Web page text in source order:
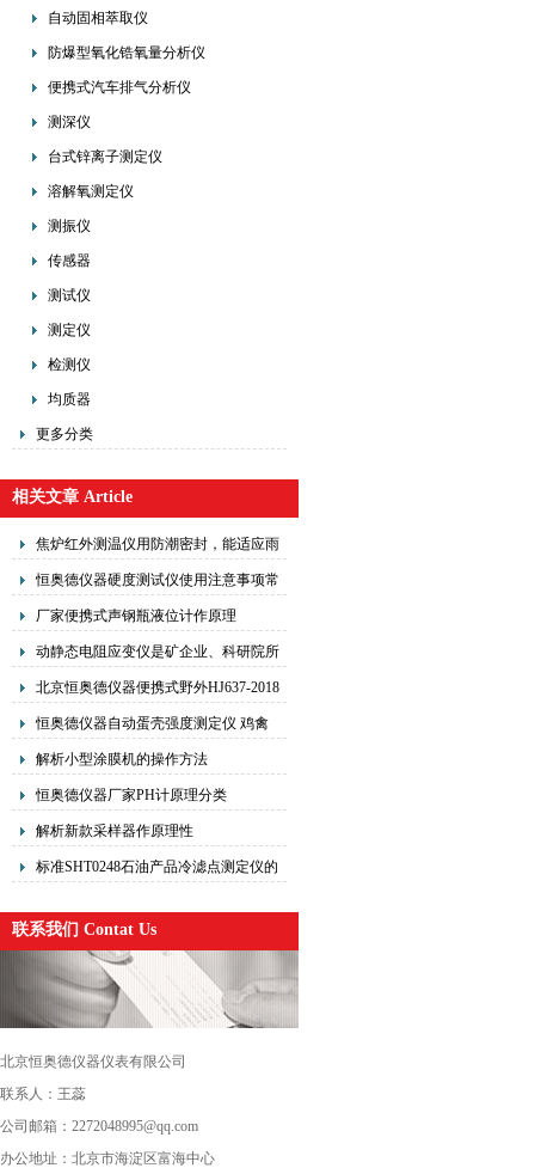
自动固相萃取仪
防爆型氧化锆氧量分析仪
便携式汽车排气分析仪
测深仪
台式锌离子测定仪
溶解氧测定仪
测振仪
传感器
测试仪
测定仪
检测仪
均质器
更多分类
相关文章 Article
焦炉红外测温仪用防潮密封，能适应雨
天环境的适用要求
恒奥德仪器硬度测试仪使用注意事项常
见类型
厂家便携式声钢瓶液位计作原理
动静态电阻应变仪是矿企业、科研院所
及校在研究、
北京恒奥德仪器便携式野外HJ637-2018
标准红外测油仪操作使用
恒奥德仪器自动蛋壳强度测定仪 鸡禽
类蛋壳强度计操作步骤
解析小型涂膜机的操作方法
恒奥德仪器厂家PH计原理分类
解析新款采样器作原理性
标准SHT0248石油产品冷滤点测定仪的
联系我们 Contat Us
北京恒奥德仪器仪表有限公司
联系人：王蕊
公司邮箱：2272048995@qq.com
办公地址：北京市海淀区富海中心